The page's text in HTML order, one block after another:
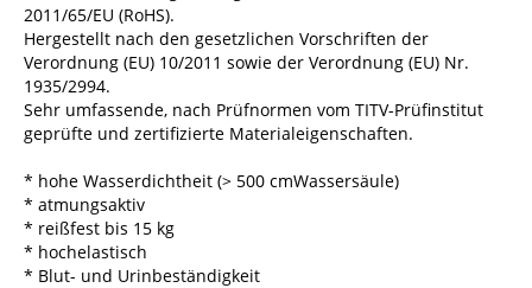
2011/65/EU (RoHS).
Hergestellt nach den gesetzlichen Vorschriften der
Verordnung (EU) 10/2011 sowie der Verordnung (EU) Nr.
1935/2994.
Sehr umfassende, nach Prüfnormen vom TITV-Prüfinstitut
geprüfte und zertifizierte Materialeigenschaften.
* hohe Wasserdichtheit (> 500 cmWassersäule)
* atmungsaktiv
* reißfest bis 15 kg
* hochelastisch
* Blut- und Urinbeständigkeit